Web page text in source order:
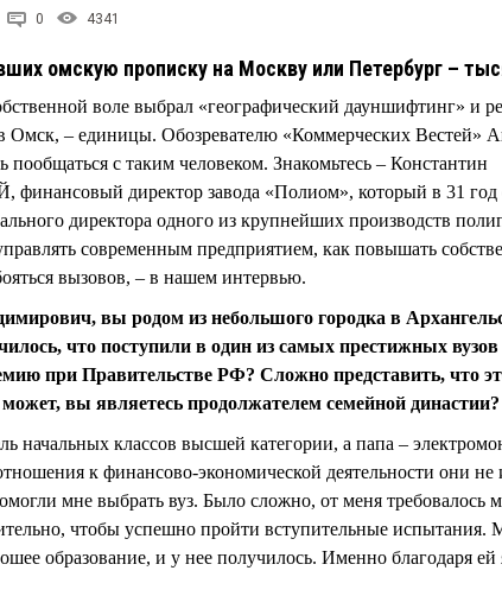
0 4341
омскую прописку на Москву или Петербург –
воле выбрал «географический дауншифтинг» и
Омск, – единицы. Обозревателю «Коммерческих Вестей»
с таким человеком. Знакомьтесь – Константин
директор завода «Полиом», который в 31 год
директора одного из крупнейших производств
современным предприятием, как повышать
вызовов, – в нашем интервью.
вы родом из небольшого городка в
что поступили в один из самых престижных
при Правительстве РФ? Сложно представить, что
может, вы являетесь продолжателем семейной династии?
начальных классов высшей категории, а папа –
к финансово-экономической деятельности они
мне выбрать вуз. Было сложно, от меня требовалось
чтобы успешно пройти вступительные испытания.
образование, и у нее получилось. Именно благодаря ей